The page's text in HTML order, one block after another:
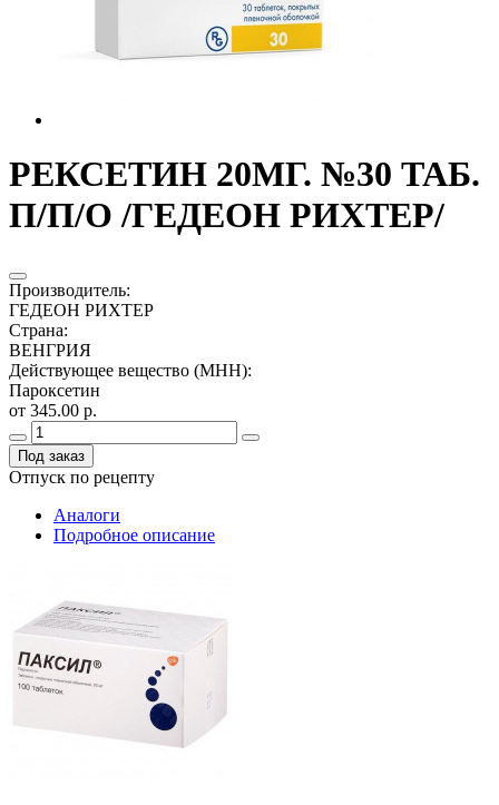
РЕКСЕТИН 20МГ. №30 ТАБ.
П/П/О /ГЕДЕОН РИХТЕР/
Производитель:
ГЕДЕОН РИХТЕР
Страна:
ВЕНГРИЯ
Действующее вещество (МНН):
Пароксетин
от 345.00 р.
Под заказ
Отпуск по рецепту
Аналоги
Подробное описание